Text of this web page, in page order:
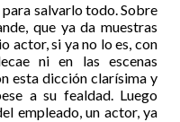
salvarlo todo. Sobre
que ya da muestras
actor, si ya no lo es, con
ni en las escenas
esta dicción clarísima y
a su fealdad. Luego
empleado, un actor, ya